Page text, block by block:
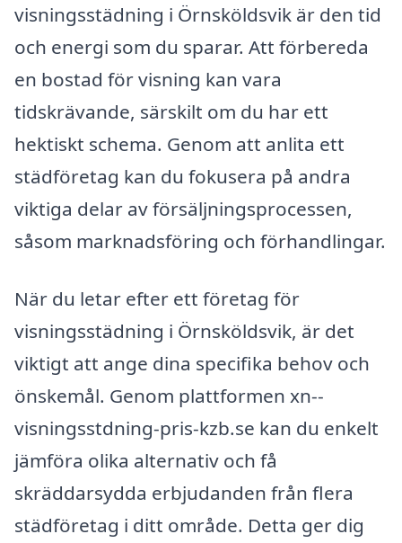
visningsstädning i Örnsköldsvik är den tid
och energi som du sparar. Att förbereda
en bostad för visning kan vara
tidskrävande, särskilt om du har ett
hektiskt schema. Genom att anlita ett
städföretag kan du fokusera på andra
viktiga delar av försäljningsprocessen,
såsom marknadsföring och förhandlingar.
När du letar efter ett företag för
visningsstädning i Örnsköldsvik, är det
viktigt att ange dina specifika behov och
önskemål. Genom plattformen xn--
visningsstdning-pris-kzb.se kan du enkelt
jämföra olika alternativ och få
skräddarsydda erbjudanden från flera
städföretag i ditt område. Detta ger dig